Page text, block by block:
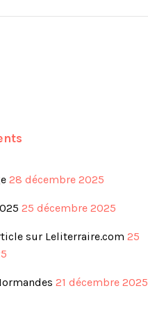
28 décembre 2025
25 décembre 2025
sur Leliterraire.com 25
21 décembre 2025